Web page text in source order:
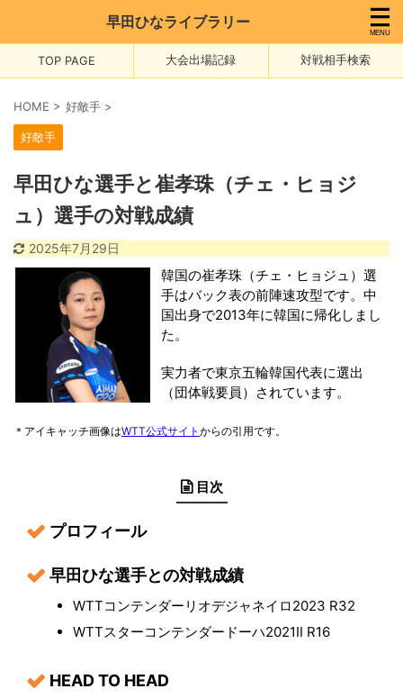
早田ひなライブラリー
TOP PAGE 大会出場記録 対戦相手検索
HOME > 好敵手 >
好敵手
早田ひな選手と崔孝珠（チェ・ヒョジ
ュ）選手の対戦成績
2025年7月29日
韓国の崔孝珠（チェ・ヒョジュ）選
手はバック表の前陣速攻型です。中
国出身で2013年に韓国に帰化しまし
た。
実力者で東京五輪韓国代表に選出
（団体戦要員）されています。
＊アイキャッチ画像はWTT公式サイト からの引用です。
目次
プロフィール
早田ひな選手との対戦成績
WTTコンテンダーリオデジャネイロ2023 R32
WTTスターコンテンダードーハ2021Ⅱ R16
HEAD TO HEAD